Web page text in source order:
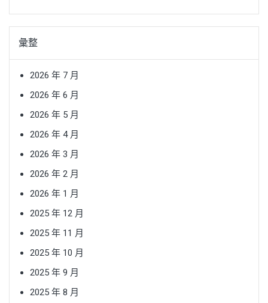
彙整
2026 年 7 月
2026 年 6 月
2026 年 5 月
2026 年 4 月
2026 年 3 月
2026 年 2 月
2026 年 1 月
2025 年 12 月
2025 年 11 月
2025 年 10 月
2025 年 9 月
2025 年 8 月